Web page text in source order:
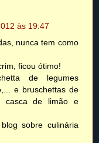
às 19:47
nunca tem como
ficou ótimo!
de legumes
e bruschettas de
casca de limão e
sobre culinária